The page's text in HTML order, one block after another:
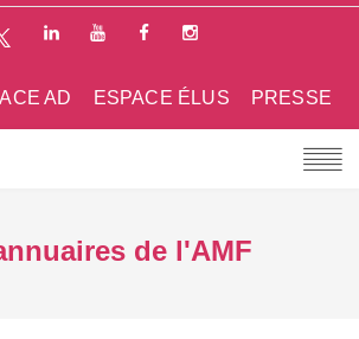
PRESSE
ESPACE ÉLUS
AD
de l'AMF